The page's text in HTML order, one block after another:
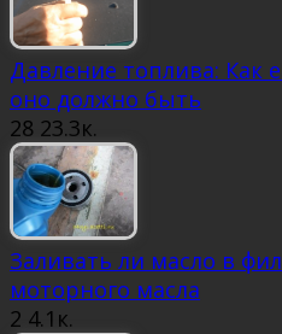
Давление топлива: Как
оно должно быть
28 23.3к.
Заливать ли масло в
моторного масла
2 4.1к.